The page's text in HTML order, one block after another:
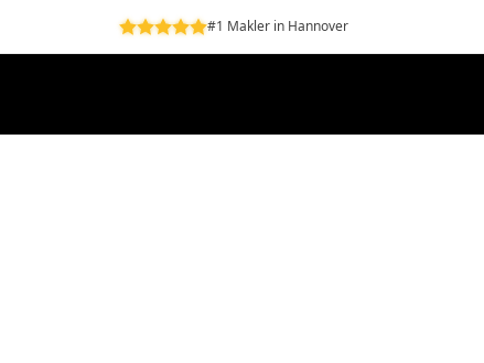
#1 Makler in Hannover